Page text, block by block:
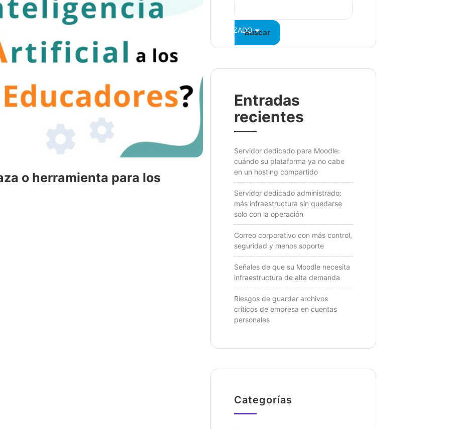
MOODLE HOSTING AVANZADO
o herramienta para los
Buscar
Entradas
recientes
Servidor dedicado para Moodle:
cuándo su plataforma ya no cabe
en un hosting compartido
Servidor dedicado administrado:
más infraestructura sin quedarse
solo con la operación
Correo corporativo con más control,
seguridad y menos soporte
Señales de que su Moodle necesita
infraestructura de alta demanda
Riesgos de guardar archivos
críticos de empresa en cuentas
personales
Categorías